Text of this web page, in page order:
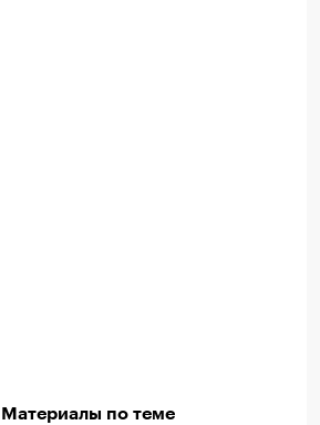
Материалы по теме